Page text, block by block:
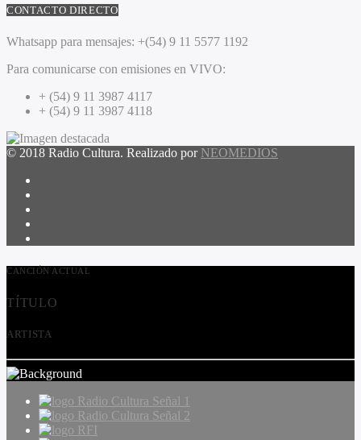
CONTACTO DIRECTO
Whatsapp para mensajes: +(54) 9 11 5577 1192
Para comunicarse con emisiones en VIVO:
+ (54) 9 11 3987 4117
+ (54) 9 11 3987 4118
© 2018 Radio Cultura. Realizado por NEOMEDIOS
CANCIÓN ACTUAL
TÍTULO
ARTISTA
Radio Cultura Señal 1
Radio Cultura Señal 2
RFI